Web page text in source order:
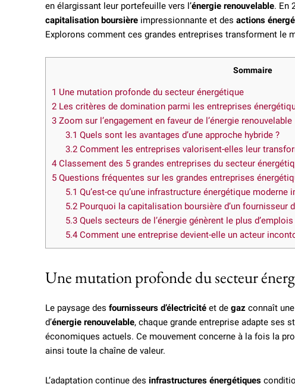
en élargissant leur portefeuille vers l’énergie renouvelable. En
capitalisation boursière impressionnante et des actions
Explorons comment ces grandes entreprises transforment le
Sommaire
1 Une mutation profonde du secteur énergétique
2 Les critères de domination parmi les entreprises
3 Zoom sur l’engagement en faveur de l’énergie renouvelable
3.1 Quels sont les avantages d’une approche hybride ?
3.2Comment les entreprises valorisent-elles leur
4 Classement des 5 grandes entreprises du secteur
5 Questions fréquentes sur les grandes entreprises
5.1 Qu’est-ce qu’une infrastructure énergétique moderne
5.2Pourquoi la capitalisation boursière d’un fournisseur
5.3Quels secteurs de l’énergie génèrent le plus
5.4Comment une entreprise devient-elle un acteur
Une mutation profonde du secteur
Le paysage des fournisseurs d’électricité et de gaz connaît
d’énergie renouvelable, chaque grande entreprise adapte ses
économiques actuels. Ce mouvement concerne à la fois la
ainsi toute la chaîne de valeur.
L’adaptation continue des infrastructures énergétiques